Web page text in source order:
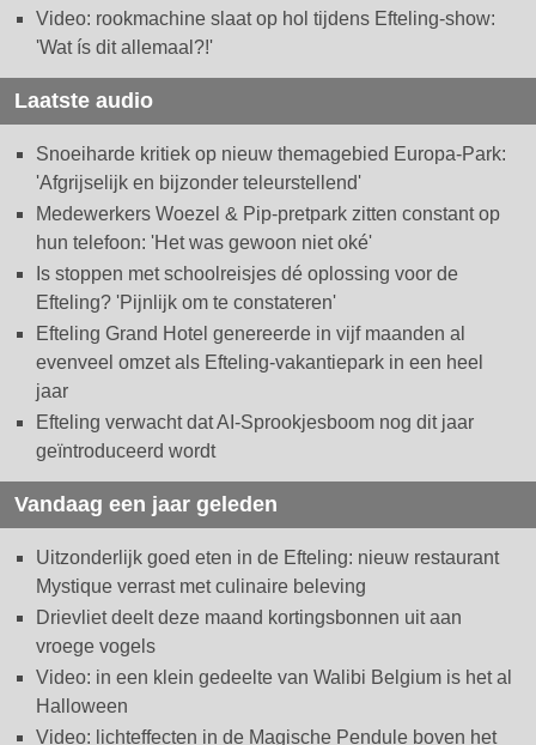
Video: rookmachine slaat op hol tijdens Efteling-show:
'Wat ís dit allemaal?!'
Laatste audio
Snoeiharde kritiek op nieuw themagebied Europa-Park:
'Afgrijselijk en bijzonder teleurstellend'
Medewerkers Woezel & Pip-pretpark zitten constant op
hun telefoon: 'Het was gewoon niet oké'
Is stoppen met schoolreisjes dé oplossing voor de
Efteling? 'Pijnlijk om te constateren'
Efteling Grand Hotel genereerde in vijf maanden al
evenveel omzet als Efteling-vakantiepark in een heel
jaar
Efteling verwacht dat AI-Sprookjesboom nog dit jaar
geïntroduceerd wordt
Vandaag een jaar geleden
Uitzonderlijk goed eten in de Efteling: nieuw restaurant
Mystique verrast met culinaire beleving
Drievliet deelt deze maand kortingsbonnen uit aan
vroege vogels
Video: in een klein gedeelte van Walibi Belgium is het al
Halloween
Video: lichteffecten in de Magische Pendule boven het